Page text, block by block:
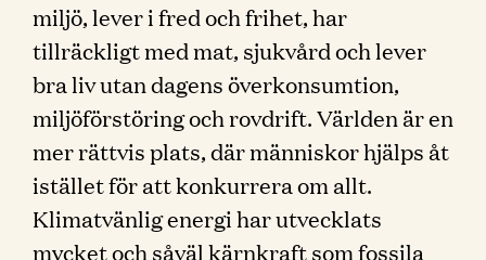
miljö, lever i fred och frihet, har
tillräckligt med mat, sjukvård och lever
bra liv utan dagens överkonsumtion,
miljöförstöring och rovdrift. Världen är en
mer rättvis plats, där människor hjälps åt
istället för att konkurrera om allt.
Klimatvänlig energi har utvecklats
mycket och såväl kärnkraft som fossila